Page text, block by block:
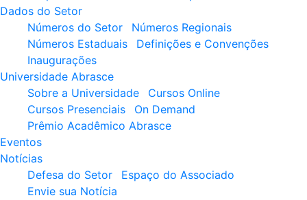
Dados do Setor
Números do Setor
Números Regionais
Números Estaduais
Definições e Convenções
Inaugurações
Universidade Abrasce
Sobre a Universidade
Cursos Online
Cursos Presenciais
On Demand
Prêmio Acadêmico Abrasce
Eventos
Notícias
Defesa do Setor
Espaço do Associado
Envie sua Notícia